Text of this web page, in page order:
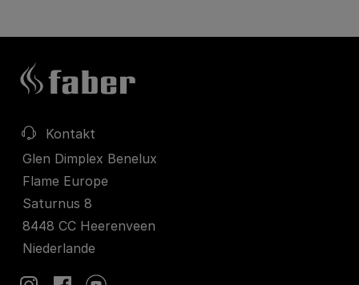
Kontakt
Glen Dimplex Benelux
Flame Europe
Saturnus 8
8448 CC Heerenveen
Niederlande